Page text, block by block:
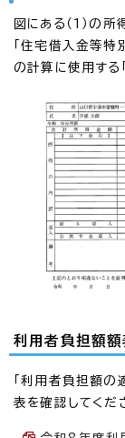
図にある（1）の所
「住宅借入金等特
の計算に使用する
利用者負担額額
「利用者負担額の
表を確認してくだ